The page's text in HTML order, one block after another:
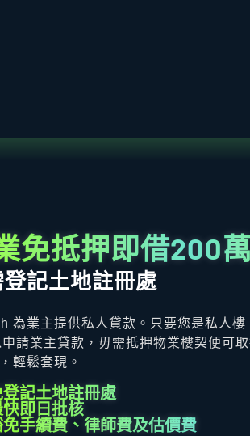
免抵押即借200
登記土地註冊處
為業主提供私人貸款。只要您是私人樓
請業主貸款，毋需抵押物業樓契便可
輕鬆套現。
記土地註冊處
快即日批核
免手續費、律師費及估價費